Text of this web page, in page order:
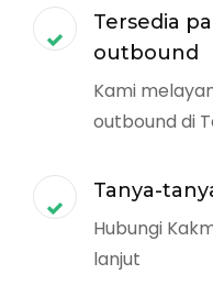
Tersedia
outbound
Kami
outbound di
Tanya-
Hubungi
lanjut